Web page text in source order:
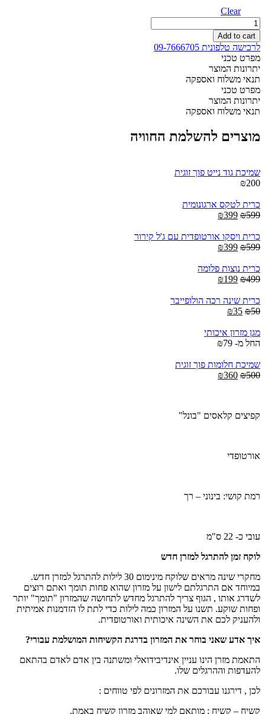
Clear
מזרון
רומא
עם
קפיצים
למיטה
וחצי
quantity
Add to cart
לרכישה טלפונית 09-7666705
מפרט טכני
יתרונות המוצר
תנאי משלוח ואספקה
מפרט טכני
יתרונות המוצר
תנאי משלוח ואספקה
מוצרים להשלמת החוויה
שמיכת גוד נייט פוך זוגית
₪200
כרית לטקס ארגונומית
₪599
Original
was:
₪599.
₪399
is:
כרית ויסקו אורטופדית עם ג'ל קירור
₪599
Original
was:
₪599.
₪399
is:
כרית נוצות פלומה
₪499
Original
was:
₪499.
₪199
is:
כרית שינה רכה הולופייבר
₪50
Original
was:
₪50.
₪35
is:
₪35.
מגן מזרון איכותי
החל מ-
₪79
שמיכת חלומות פוך זוגית
₪500
Original
₪360
קפיצים קלאסים "בונל"
אורטופדי
רמת קושי: בינוני – רך
עובי כ- 22 ס"מ
לוקח זמן להתרגל למזרן חדש
מחקרי שינה מראים שלוקח מינימום 30 לילות להתרגל למזרן חדש.
במיוחד אם התרגלתם לישון על מזרון שהוא פחות תומך ואתם רוצים
לשדרג אותו , הגוף צריך להתרגל מחדש לתחושה שהמזרון "תומך" יותר
ופחות שוקע. תשנו על המזרון כמה לילות כדי לתת לו הזדמנות אמיתית
ולהעניק לכם את השינה איכותית ואורטופדית.
איך אדע שאני בוחר את המזרון בדרגת הקשיחות המושלמת עבורי?
התאמת מזרן הינו עניין אינדיבידואלי ומשתנה בין אדם לאדם בהתאם
להעדפות וההרגלים שלו.
לכן , דירגנו עבורכם את המזרונים לפי טווחים :
קשיח – קשיח : מותאם למי שאוהב מזרון קשיח באמת.